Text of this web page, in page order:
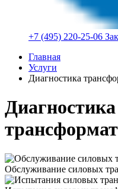
+7 (495) 220-25-06
Главная
Услуги
Диагностика
Диагностика
Обслуживание силовых